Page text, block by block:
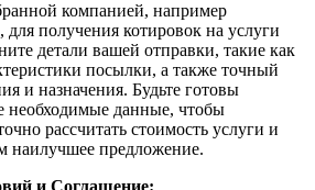
компанией, например
получения котировок на услуги
детали вашей отправки, такие как
посылки, а также точный
и назначения. Будьте готовы
необходимые данные, чтобы
рассчитать стоимость услуги и
наилучшее предложение.
и Соглашение: